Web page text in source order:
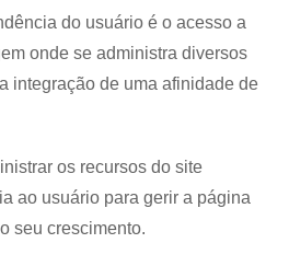
do usuário é o acesso a
onde se administra diversos
integração de uma afinidade de
os recursos do site
ao usuário para gerir a página
seu crescimento.